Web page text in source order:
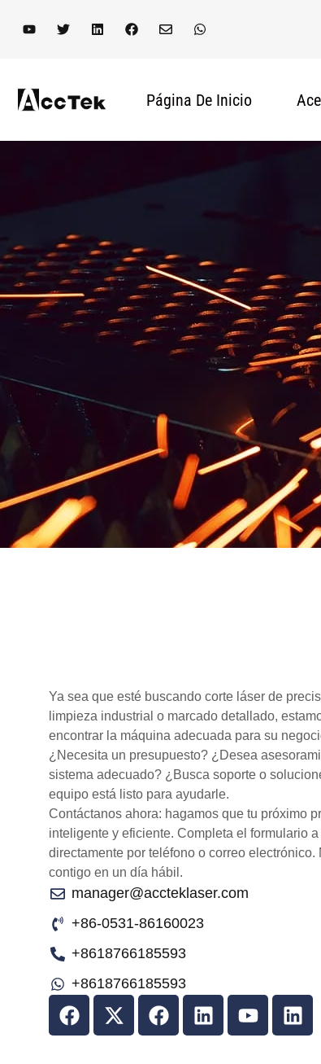
Página De Inicio
Ya sea que esté buscando corte láser de
limpieza industrial o marcado detallado,
encontrar la máquina adecuada para su
¿Necesita un presupuesto? ¿Desea
sistema adecuado? ¿Busca soporte o
equipo está listo para ayudarle.
Contáctanos ahora: hagamos que tu próximo
inteligente y eficiente. Completa el formulario
directamente por teléfono o correo
contigo en un día hábil.
manager@accteklaser.com
+86-0531-86160023
+8618766185593
+8618766185593